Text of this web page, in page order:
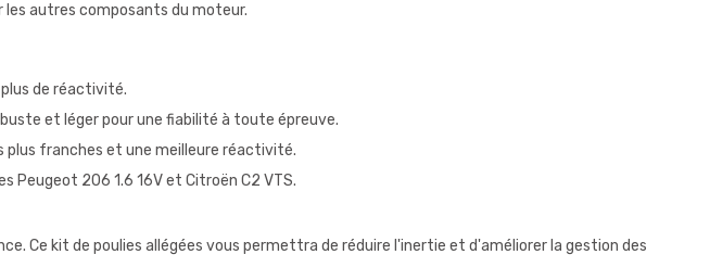
autres composants du moteur.
de réactivité.
et léger pour une fiabilité à toute épreuve.
plus franches et une meilleure réactivité.
Peugeot 206 1.6 16V et Citroën C2 VTS.
Ce kit de poulies allégées vous permettra de réduire l'inertie et d'améliorer la gestion des